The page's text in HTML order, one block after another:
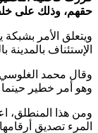
حقهم، وذلك على
ويتعلق الأمر
الإستئناف
وقال محمد الغلوسي
وهو أمر خطير
ومن هذا المنطلق،
المرء تصديق